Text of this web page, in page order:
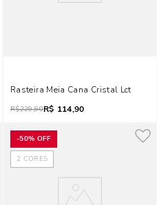
Rasteira Meia Cana Cristal Lct
R$229,90R$ 114,90
-50% OFF
2 CORES